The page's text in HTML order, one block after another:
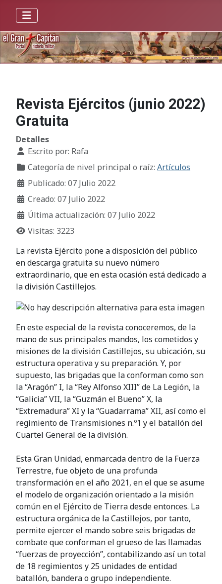
Revista Ejércitos (junio 2022)
Gratuita
Detalles
Escrito por: Rafa
Categoría de nivel principal o raíz: Artículos
Publicado: 07 Julio 2022
Creado: 07 Julio 2022
Última actualización: 07 Julio 2022
Visitas: 3223
La revista Ejército pone a disposición del público
en descarga gratuita su nuevo número
extraordinario, que en esta ocasión está dedicado a
la división Castillejos.
En este especial de la revista conoceremos, de la
mano de sus principales mandos, los cometidos y
misiones de la división Castillejos, su ubicación, su
estructura operativa y su preparación. Y, por
supuesto, las brigadas que la conforman como son
la “Aragón” I, la “Rey Alfonso XIII” de La Legión, la
“Galicia” VII, la “Guzmán el Bueno” X, la
“Extremadura” XI y la “Guadarrama” XII, así como el
regimiento de Transmisiones n.º1 y el batallón del
Cuartel General de la división.
Esta Gran Unidad, enmarcada dentro de la Fuerza
Terrestre, fue objeto de una profunda
transformación en el año 2021, en el que se asume
el modelo de organización orientado a la misión
común en el Ejército de Tierra desde entonces. La
estructura orgánica de la Castillejos, por tanto,
permite ejercer el mando sobre seis brigadas de
combate que conforman el grueso de las llamadas
“fuerzas de proyección”, contabilizando así un total
de 18 regimientos y 25 unidades de entidad
batallón, bandera o grupo independiente.